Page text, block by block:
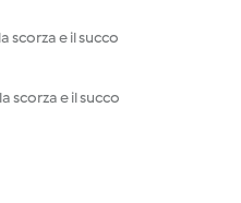
scorza e il succo
scorza e il succo